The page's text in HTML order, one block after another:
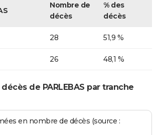
Nombre de
décès
% des
décès
28 51,9 %
26 48,1 %
de PARLEBAS par tranche
en nombre de décès (source :